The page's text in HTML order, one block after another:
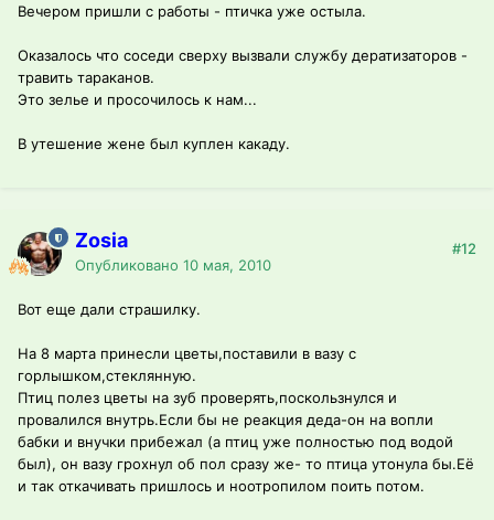
Вечером пришли с работы - птичка уже остыла.
Оказалось что соседи сверху вызвали службу дератизаторов -
травить тараканов.
Это зелье и просочилось к нам...
В утешение жене был куплен какаду.
Zosia
Опубликовано 10 мая, 2010
#12
Вот еще дали страшилку.
На 8 марта принесли цветы,поставили в вазу с
горлышком,стеклянную.
Птиц полез цветы на зуб проверять,поскользнулся и
провалился внутрь.Если бы не реакция деда-он на вопли
бабки и внучки прибежал (а птиц уже полностью под водой
был), он вазу грохнул об пол сразу же- то птица утонула бы.Её
и так откачивать пришлось и ноотропилом поить потом.